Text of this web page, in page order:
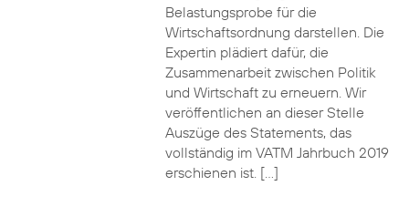
Belastungsprobe für die
Wirtschaftsordnung darstellen. Die
Expertin plädiert dafür, die
Zusammenarbeit zwischen Politik
und Wirtschaft zu erneuern. Wir
veröffentlichen an dieser Stelle
Auszüge des Statements, das
vollständig im VATM Jahrbuch 2019
erschienen ist. […]